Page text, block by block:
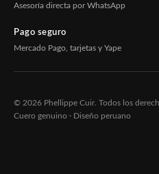
Asesoría directa por WhatsApp
Pago seguro
Mercado Pago, tarjetas y Yape
© 2026 Phellippe Cuir. Todos los
Cuero genuino · Diseño peruano